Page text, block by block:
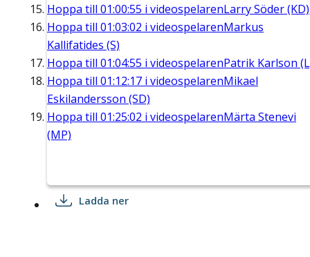
Hoppa till 01:00:55 i videospelarenLarry Söder (KD)
Hoppa till 01:03:02 i videospelarenMarkus
Kallifatides (S)
Hoppa till 01:04:55 i videospelarenPatrik Karlson
Hoppa till 01:12:17 i videospelarenMikael
Eskilandersson (SD)
Hoppa till 01:25:02 i videospelarenMärta Stenevi
(MP)
Ladda ner